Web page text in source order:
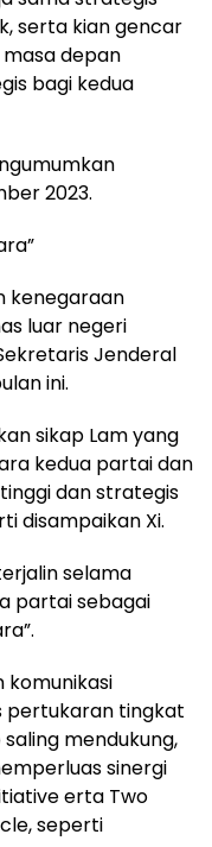
serta kian gencar
depan
bagi kedua
2023.
kenegaraan
luar negeri
Jenderal
ini.
sikap Lam yang
kedua partai dan
dan strategis
disampaikan Xi.
selama
partai sebagai
komunikasi
pertukaran tingkat
mendukung,
sinergi
erta Two
seperti